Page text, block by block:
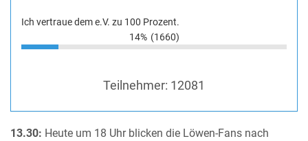
Ich vertraue dem e.V. zu 100 Prozent.
14% (1660)
Teilnehmer: 12081
13.30: Heute um 18 Uhr blicken die Löwen-Fans nach